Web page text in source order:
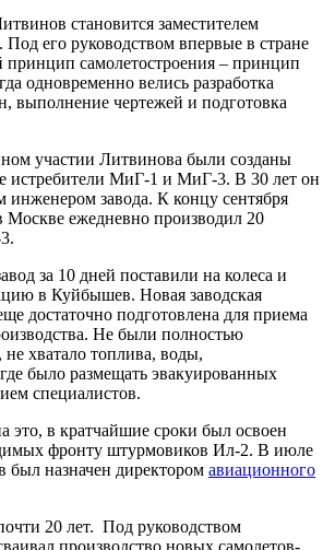
становится заместителем
Под его руководством впервые в стране
самолетостроения – принцип
одновременно велись разработка
выполнение чертежей и подготовка
участии Литвинова были созданы
истребители МиГ-1 и МиГ-3. В 30 лет он
инженером завода. К концу сентября
Москве ежедневно производил 20
за 10 дней поставили на колеса и
в Куйбышев. Новая заводская
достаточно подготовлена для приема
Не были полностью
не хватало топлива, воды,
было размещать эвакуированных
специалистов.
это, в кратчайшие сроки был освоен
фронту штурмовиков Ил-2. В июле
был назначен директором авиационного
20 лет. Под руководством
производство новых самолетов-